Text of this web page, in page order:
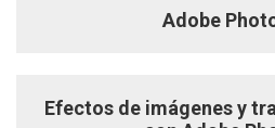
Adobe
Efectos de imágenes y